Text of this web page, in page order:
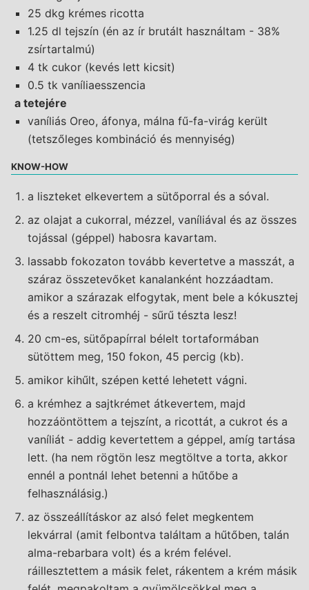
25 dkg krémes ricotta
1.25 dl tejszín (én az ír brutált használtam - 38%
zsírtartalmú)
4 tk cukor (kevés lett kicsit)
0.5 tk vaníliaesszencia
a tetejére
vaníliás Oreo, áfonya, málna fű-fa-virág került
(tetszőleges kombináció és mennyiség)
KNOW-HOW
a liszteket elkevertem a sütőporral és a sóval.
az olajat a cukorral, mézzel, vaníliával és az összes
tojással (géppel) habosra kavartam.
lassabb fokozaton tovább kevertetve a masszát, a
száraz összetevőket kanalanként hozzáadtam.
amikor a szárazak elfogytak, ment bele a kókusztej
és a reszelt citromhéj - sűrű tészta lesz!
20 cm-es, sütőpapírral bélelt tortaformában
sütöttem meg, 150 fokon, 45 percig (kb).
amikor kihűlt, szépen ketté lehetett vágni.
a krémhez a sajtkrémet átkevertem, majd
hozzáöntöttem a tejszínt, a ricottát, a cukrot és a
vaníliát - addig kevertettem a géppel, amíg tartása
lett. (ha nem rögtön lesz megtöltve a torta, akkor
ennél a pontnál lehet betenni a hűtőbe a
felhasználásig.)
az összeállításkor az alsó felet megkentem
lekvárral (amit felbontva találtam a hűtőben, talán
alma-rebarbara volt) és a krém felével.
ráillesztettem a másik felet, rákentem a krém másik